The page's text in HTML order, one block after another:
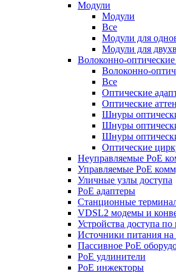
Модули
Модули
Все
Модули для
Модули для
Волоконно-
Волоконно-
Все
Оптические
Оптические
Шнуры
Шнуры
Шнуры
Оптические
Неуправляемые PoE
Управляемые PoE
Уличные узлы доступа
PoE адаптеры
Станционные
VDSL2 модемы и
Устройства доступа
Источники питания
Пассивное PoE
PoE удлинители
PoE инжекторы